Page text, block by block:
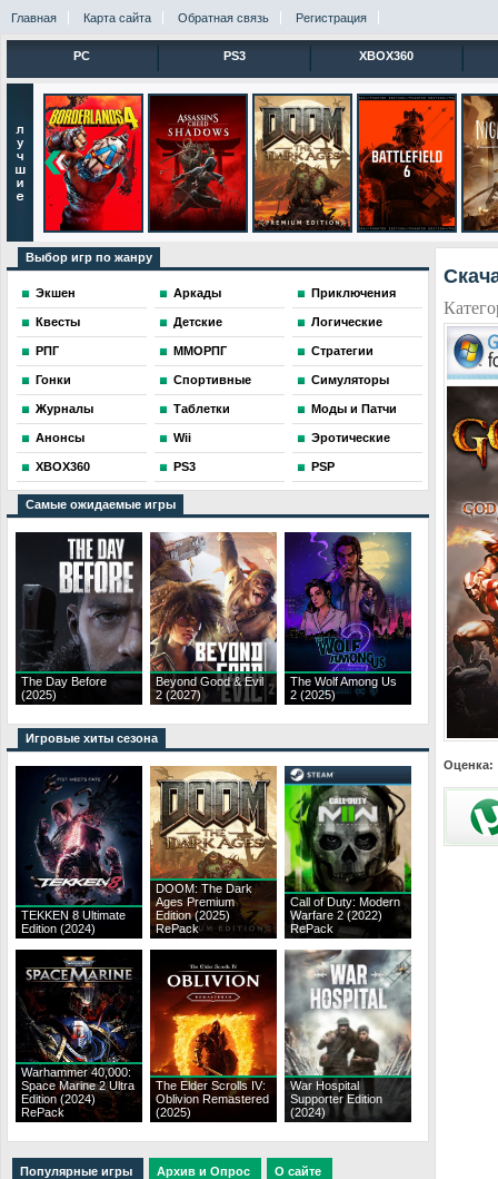
Главная Карта сайта Обратная связь Регистрация
PC PS3 XBOX360
Выбор игр по жанру
Экшен Аркады Приключения
Квесты Детские Логические
РПГ ММОРПГ Стратегии
Гонки Спортивные Симуляторы
Журналы Таблетки Моды и Патчи
Анонсы Wii Эротические
XBOX360 PS3 PSP
Самые ожидаемые игры
The Day Before
(2025)
Beyond Good & Evil
2 (2027)
The Wolf Among Us
2 (2025)
Игровые хиты сезона
TEKKEN 8 Ultimate
Edition (2024)
DOOM: The Dark
Ages Premium
Edition (2025)
RePack
Call of Duty: Modern
Warfare 2 (2022)
RePack
Warhammer 40,000:
Space Marine 2 Ultra
Edition (2024)
RePack
The Elder Scrolls IV:
Oblivion Remastered
(2025)
War Hospital
Supporter Edition
(2024)
Популярные игры Архив и Опрос О сайте
Оценка: